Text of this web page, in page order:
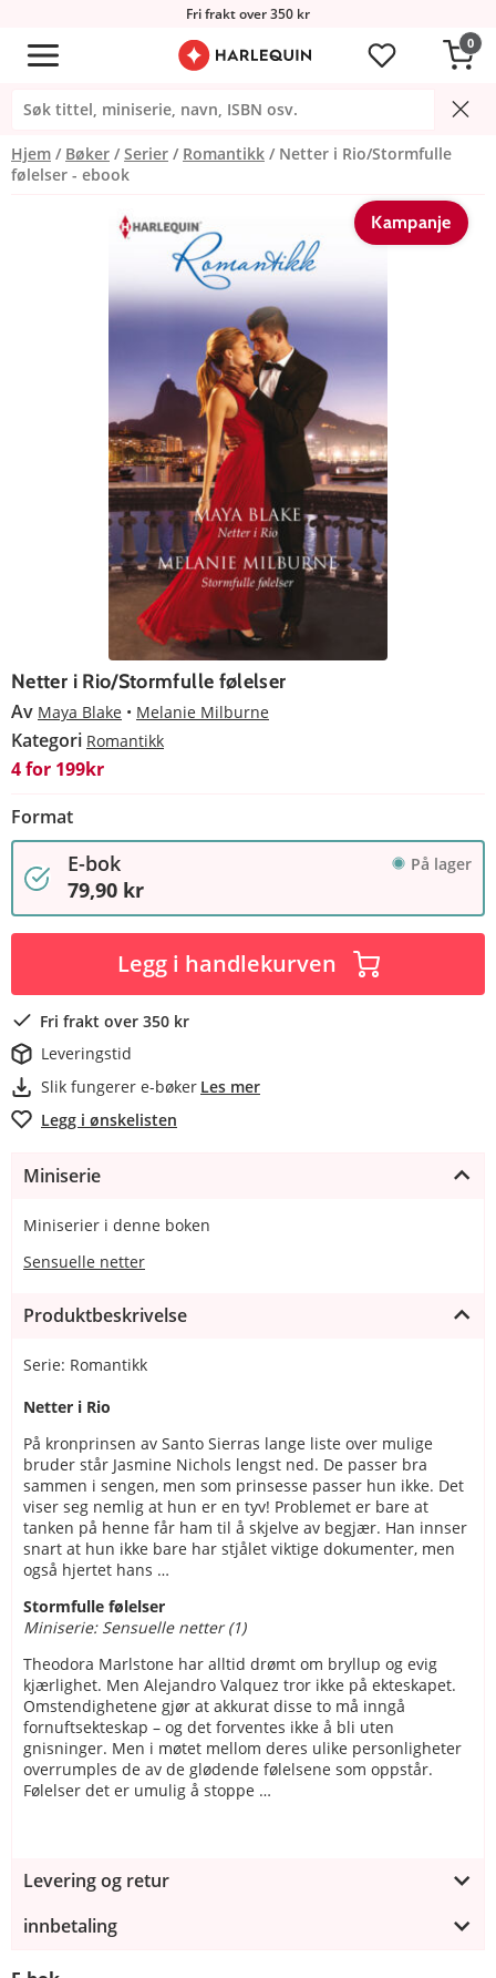
Fri frakt over 350 kr
0
Hjem Bøker Serier Romantikk
Netter i Rio/Stormfulle
følelser - ebook
Kampanje
Netter i Rio/Stormfulle følelser
Av Maya Blake Melanie Milburne
Kategori Romantikk
4 for 199kr
Format
E-bok På lager
79,90 kr
Legg i handlekurven
Fri frakt over 350 kr
Leveringstid
Slik fungerer e-bøker Les mer
Legg i ønskelisten
Miniserie
Miniserier i denne boken
Sensuelle netter
Produktbeskrivelse
Serie: Romantikk
Netter i Rio
På kronprinsen av Santo Sierras lange liste over mulige
bruder står Jasmine Nichols lengst ned. De passer bra
sammen i sengen, men som prinsesse passer hun ikke. Det
viser seg nemlig at hun er en tyv! Problemet er bare at
tanken på henne får ham til å skjelve av begjær. Han innser
snart at hun ikke bare har stjålet viktige dokumenter, men
også hjertet hans …
Stormfulle følelser
Miniserie: Sensuelle netter (1)
Theodora Marlstone har alltid drømt om bryllup og evig
kjærlighet. Men Alejandro Valquez tror ikke på ekteskapet.
Omstendighetene gjør at akkurat disse to må inngå
fornuftsekteskap – og det forventes ikke å bli uten
gnisninger. Men i møtet mellom deres ulike personligheter
overrumples de av de glødende følelsene som oppstår.
Følelser det er umulig å stoppe …
Levering og retur
innbetaling